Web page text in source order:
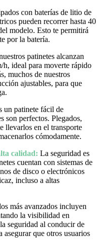
con baterías de litio de
pueden recorrer hasta 40
modelo. Esto te permitirá
por la batería.
patinetes alcanzan
h, ideal para moverte rápido
muchos de nuestros
ajustables, para que
un patinete fácil de
son perfectos. Plegados,
llevarlos en el transporte
cómodamente.
calidad: La seguridad es
cuentan con sistemas de
de disco o electrónicos
incluso a altas
más avanzados incluyen
la visibilidad en
seguridad al conducir de
asegurar que otros usuarios